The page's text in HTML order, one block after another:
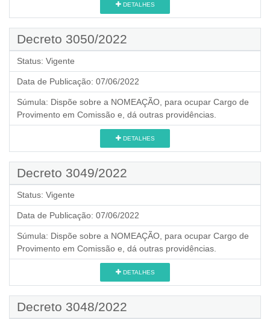
DETALHES
Decreto 3050/2022
Status: Vigente
Data de Publicação: 07/06/2022
Súmula: Dispõe sobre a NOMEAÇÃO, para ocupar Cargo de
Provimento em Comissão e, dá outras providências.
DETALHES
Decreto 3049/2022
Status: Vigente
Data de Publicação: 07/06/2022
Súmula: Dispõe sobre a NOMEAÇÃO, para ocupar Cargo de
Provimento em Comissão e, dá outras providências.
DETALHES
Decreto 3048/2022